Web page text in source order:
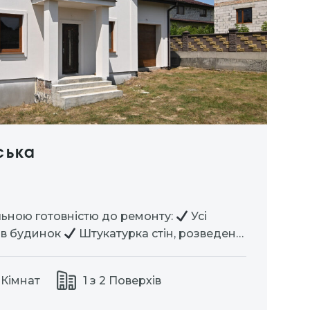
готовністю до ремонту:
Усі
в будинок
Штукатурка стін, розведена
ділянки
6… 1 з 2 Поверхів